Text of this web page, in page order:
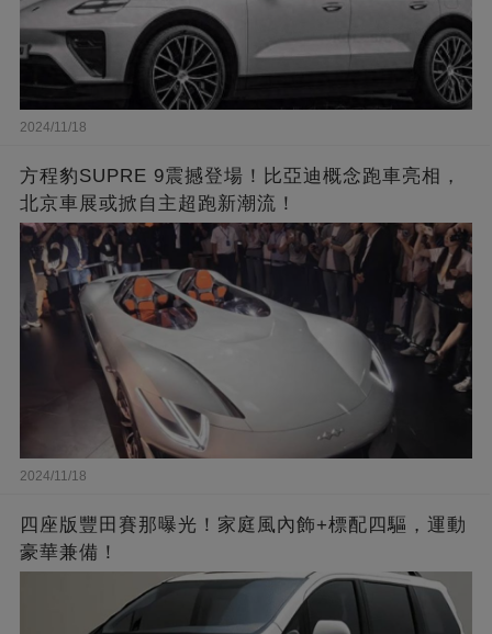
2024/11/18
方程豹SUPRE 9震撼登場！比亞迪概念跑車亮相，
北京車展或掀自主超跑新潮流！
2024/11/18
四座版豐田賽那曝光！家庭風內飾+標配四驅，運動
豪華兼備！